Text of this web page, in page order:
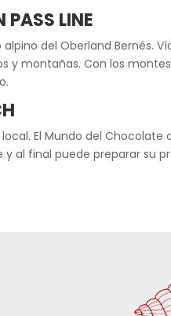
LINE
del Oberland Bernés.
y montañas. Con los
El Mundo del Chocolate
al final puede preparar su